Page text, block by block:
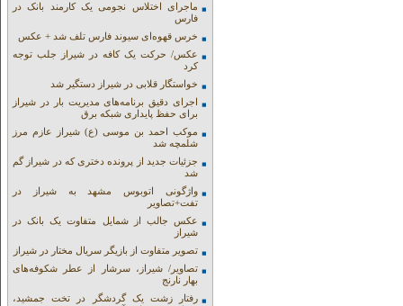
ماجرای اختلاس نجومی یک کارمند بانک در
فارس
خرس قهوه‌ای سیوند فارس تلف شد + عکس
عکس/ حرکت یک کافه در شیراز جلب توجه
کرد
خواستگار قلابی در شیراز دستگیر شد
اجرای دقیق برنامه‌های مدیریت بار در شیراز
برای حفظ پایداری شبکه برق
موکب احمد بن موسی (ع) شیراز عازم مرز
شلمچه شد
جزئیات جدید از پرونده دختری که در شیراز گم
شد
واژگونی اتوبوس مشهد به شیراز در
تفت+تصاویر
عکس جالب از شمایل متفاوت یک بانک در
شیراز
تصویر متفاوت از بازیگر سریال مختار در شیراز
تصاویر/ شیراز، سرشار از عطر شکوفه‌های
بهار نارنج
رفتار زشت یک گردشگر در تخت جمشید،